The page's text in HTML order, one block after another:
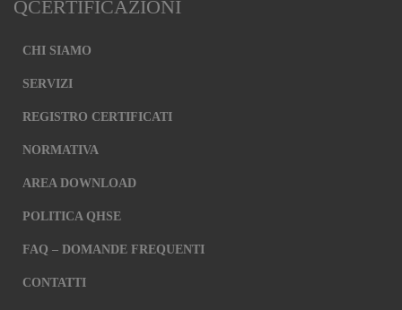
QCERTIFICAZIONI
CHI SIAMO
SERVIZI
REGISTRO CERTIFICATI
NORMATIVA
AREA DOWNLOAD
POLITICA QHSE
FAQ – DOMANDE FREQUENTI
CONTATTI